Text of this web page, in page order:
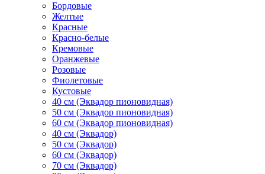
Бордовые
Желтые
Красные
Красно-белые
Кремовые
Оранжевые
Розовые
Фиолетовые
Кустовые
40 см (Эквадор пионовидная)
50 см (Эквадор пионовидная)
60 см (Эквадор пионовидная)
40 см (Эквадор)
50 см (Эквадор)
60 см (Эквадор)
70 см (Эквадор)